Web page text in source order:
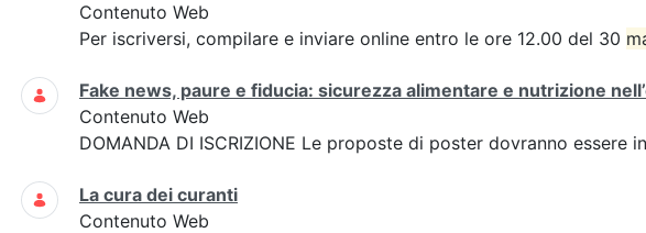
Contenuto Web
Per iscriversi, compilare e inviare online entro le ore 12.00 del 30
Fake news, paure e fiducia: sicurezza alimentare e nutrizione
Contenuto Web
DOMANDA DI ISCRIZIONE Le proposte di poster dovranno essere
La cura dei curanti
Contenuto Web